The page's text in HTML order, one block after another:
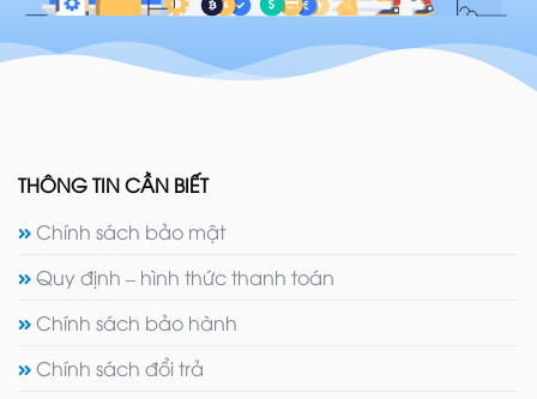
THÔNG TIN CẦN BIẾT
Chính sách bảo mật
Quy định – hình thức thanh toán
Chính sách bảo hành
Chính sách đổi trả